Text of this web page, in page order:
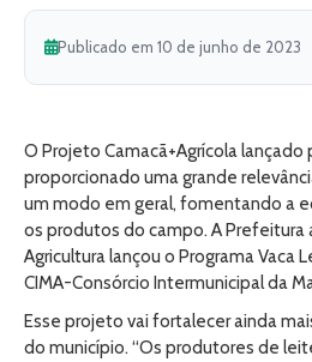
Publicado em 10 de junho de 2023
O Projeto Camacã+Agrícola
proporcionado uma grande
um modo em geral, fomentando a
os produtos do campo. A Prefeitura
Agricultura lançou o Programa Vaca
CIMA-Consórcio Intermunicipal da
Esse projeto vai fortalecer ainda
do município. “Os produtores de